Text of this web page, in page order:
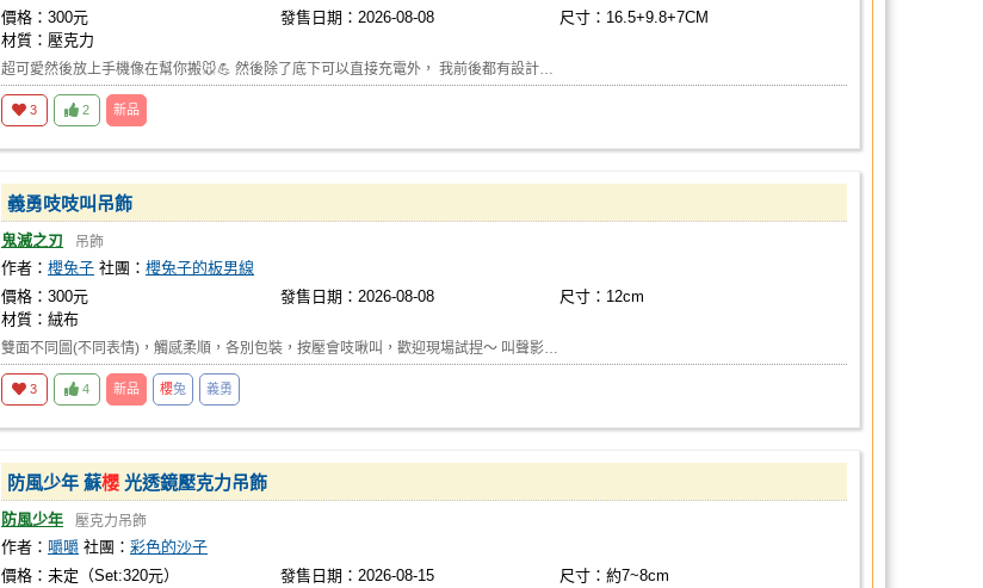
價格：300元
發售日期：2026-08-08
尺寸：16.5+9.8+7CM
材質：壓克力
超可愛然後放上手機像在幫你搬🐭💪 然後除了底下可以直接充電外， 我前後都有設計…
3 2 新品
義勇吱吱叫吊飾
鬼滅之刃 吊飾
作者： 櫻兔子 社團： 櫻兔子的板男線
價格：300元
發售日期：2026-08-08
尺寸：12cm
材質：絨布
雙面不同圖(不同表情)，觸感柔順，各別包裝，按壓會吱啾叫，歡迎現場試捏～ 叫聲影…
3 4 新品 櫻兔 義勇
防風少年 蘇櫻 光透鏡壓克力吊飾
防風少年 壓克力吊飾
作者： 嚼嚼 社團： 彩色的沙子
價格：未定（Set:320元）
發售日期：2026-08-15
尺寸：約7~8cm